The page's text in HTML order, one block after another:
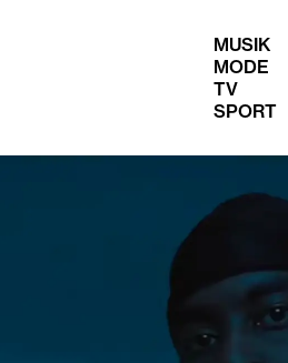
MUSIK
MODE
TV
SPORT